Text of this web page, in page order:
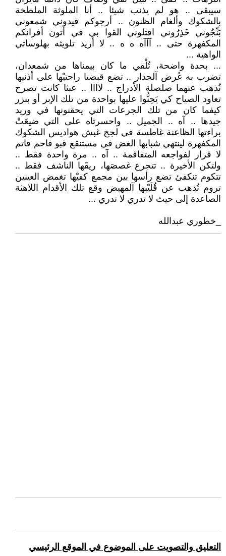
سيبقى .. هو لم يذنب شيئا .. أنا الملوثة الملطخة
بالشكوك وألغام الظنون .. أرجوكم قيدوني شمعوني
بَنِّجُوني خَذِرُوني اقتلوني القوا بي في أتون أفرانكم
المكفهرة حتى .. آآآه ه ه .. لا أريد تلويثه بهلوساتي
الواهية ...
... بحدة واضحة، تُلْقي ما كان بيمناها من شمعدان،
تضرب به عُرض آلجدار .. تضع قبضتا راحتيْها على أذنيها
تُذهب عنهما صلصلة الأدراج .. لاااا .. عبثا كانت تصرخ
تعاود الصياح كي يَحِنُّوا عليها بواحدة من تلك الإبر أو بنزر
كيفما كان من تلك الجرعات التي يحقنونها في وريد
جيدها .. آه .. الجميل .. واحسرتاه على التي ضيعَتْ
براءتها الظاعنة غاطسة في لجج غبش هواديس الشكوك
المكفهرة لينتهي شبابها الغض في مستنقع قبو فاحم قاتم
لا قرار لفواجعه المتفاقمة .. آه .. مرة واحدة فقط ..
ولتكن الأخيرة .. تتجرع غصصَها، ريقَها الناشف فقط ..
تتكوم تنكفئ تضع رأسها بين مجمع كفيْها تغمض العينين
تروم تُذهب عن قُلَيْبِها آلمهيض وقع تلك الأقدام اللاهثة
الصاعدة إلى حيث لا تدري لا تدري ...
_خطوري عبدالله
التعليق والتصويت على الموضوع في الموقع الرئيسي